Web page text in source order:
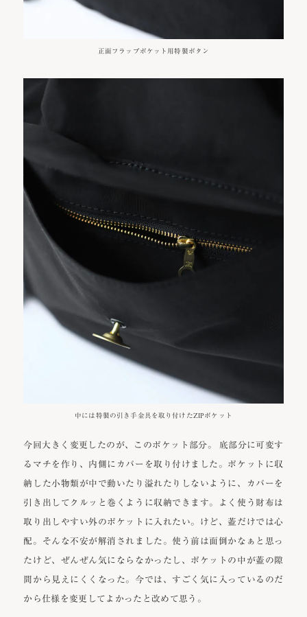
正面フラップポケット用特製ボタン
中には特製の引き手金具を取り付けたZIPポケット
今回大きく変更したのが、このポケット部分。 底部分に可変す
るマチを作り、内側にカバーを取り付けました。ポケットに収
納した小物類が中で動いたり溢れたりしないように、カバーを
引き出してクルッと巻くように収納できます。よく使う財布は
取り出しやすい外のポケットに入れたい。けど、蓋だけでは心
配。そんな不安が解消されました。使う前は面倒かなぁと思っ
たけど、ぜんぜん気にならなかったし、ポケットの中が蓋の隙
間から見えにくくなった。今では、すごく気に入っているのだ
から仕様を変更してよかったと改めて思う。